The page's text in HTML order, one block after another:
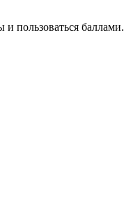
и пользоваться баллами.